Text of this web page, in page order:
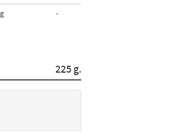
g -
225 g.